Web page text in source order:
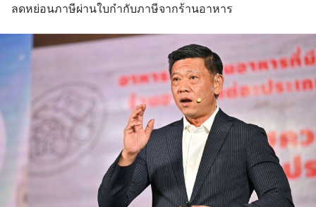
ลดหย่อนภาษีผ่านใบกำกับภาษีจากร้านอาหาร